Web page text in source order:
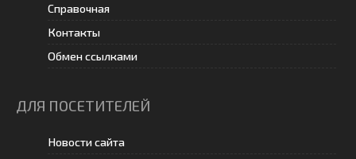
Справочная
Контакты
Обмен ссылками
ДЛЯ ПОСЕТИТЕЛЕЙ
Новости сайта